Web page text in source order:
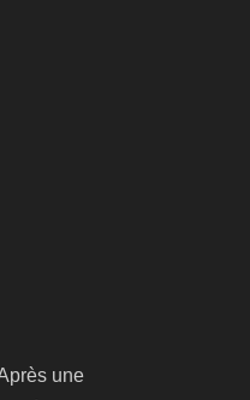
une